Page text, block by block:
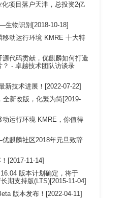
项目落户天津，总投资2亿
生物识别[2018-10-18]
移动运行环境 KMRE 十大特
代码贡献，优麒麟如何打造
？ - 卓越技术团队访谈录
新技术进展！[2022-07-22]
全新改版，化繁为简[2019-
动运行环境 KMRE，你值得
麒麟社区2018年元旦致辞
[2017-11-14]
版本计划确定，将于
期支持版(LTS)[2015-11-04]
版本发布！[2022-04-11]